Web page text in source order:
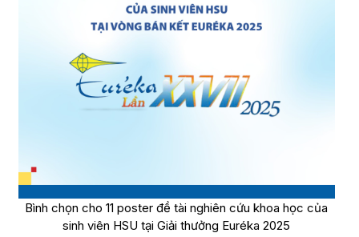
Bình chọn cho 11 poster đề tài nghiên cứu khoa học của
sinh viên HSU tại Giải thưởng Euréka 2025